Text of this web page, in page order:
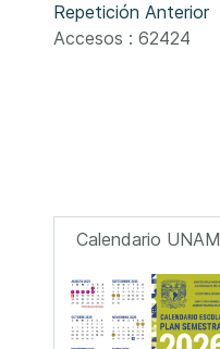
Repetición Anterior
Accesos : 62424
Calendario UNAM